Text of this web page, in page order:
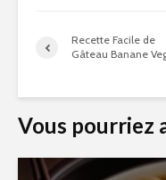
Recette Facile de
Gâteau Banane
Vous pourriez